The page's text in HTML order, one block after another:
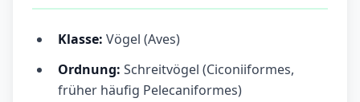
Klasse: Vögel (Aves)
Ordnung: Schreitvögel (Ciconiiformes,
früher häufig Pelecaniformes)